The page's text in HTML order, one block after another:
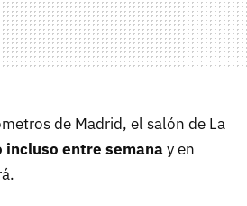
de Madrid, el salón de La
incluso entre semanay en